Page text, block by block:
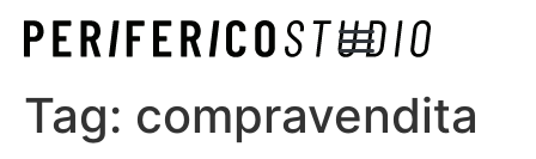
Tag: compravendita